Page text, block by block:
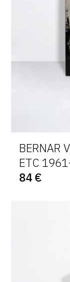
BERNAR
ETC
84 €